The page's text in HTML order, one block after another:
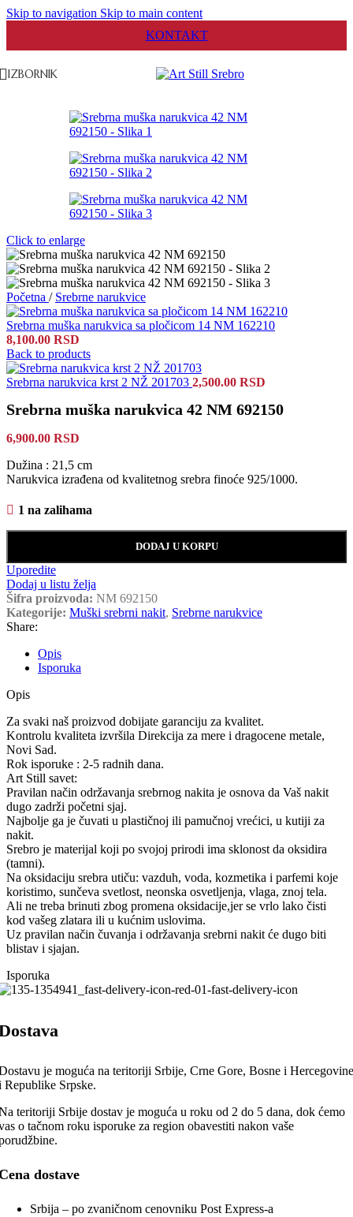
Skip to navigation Skip to main content
KONTAKT
IZBORNIK
Click to enlarge
Početna / Srebrne narukvice
Srebrna muška narukvica sa pločicom 14 NM 162210
8,100.00 RSD
Back to products
Srebrna narukvica krst 2 NŽ 201703 2,500.00 RSD
Srebrna muška narukvica 42 NM 692150
6,900.00 RSD
Dužina : 21,5 cm
Narukvica izrađena od kvalitetnog srebra finoće 925/1000.
1 na zalihama
DODAJ U KORPU
Uporedite
Dodaj u listu želja
Šifra proizvoda: NM 692150
Kategorije: Muški srebrni nakit, Srebrne narukvice
Share:
Opis
Isporuka
Opis
Za svaki naš proizvod dobijate garanciju za kvalitet.
Kontrolu kvaliteta izvršila Direkcija za mere i dragocene metale,
Novi Sad.
Rok isporuke : 2-5 radnih dana.
Art Still savet:
Pravilan način održavanja srebrnog nakita je osnova da Vaš nakit
dugo zadrži početni sjaj.
Najbolje ga je čuvati u plastičnoj ili pamučnoj vrećici, u kutiji za
nakit.
Srebro je materijal koji po svojoj prirodi ima sklonost da oksidira
(tamni).
Na oksidaciju srebra utiču: vazduh, voda, kozmetika i parfemi koje
koristimo, sunčeva svetlost, neonska osvetljenja, vlaga, znoj tela.
Ali ne treba brinuti zbog promena oksidacije,jer se vrlo lako čisti
kod vašeg zlatara ili u kućnim uslovima.
Uz pravilan način čuvanja i održavanja srebrni nakit će dugo biti
blistav i sjajan.
Isporuka
je moguća na teritoriji Srbije, Crne Gore, Bosne i Hercegovine
Republike Srpske.
teritoriji Srbije dostav je moguća u roku od 2 do 5 dana, dok ćemo
o tačnom roku isporuke za region obavestiti nakon vaše
dostave
Srbija – po zvaničnom cenovniku Post Express-a